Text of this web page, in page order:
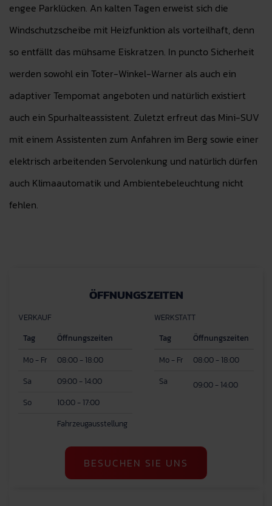
engee Parklücken. An kalten Tagen erweist sich die
Windschutzscheibe mit Heizfunktion als vorteilhaft, denn
so entfällt das mühsame Eiskratzen. In puncto Sicherheit
werden sowohl ein Toter-Winkel-Warner als auch ein
adaptiver Tempomat angeboten und natürlich existiert
auch ein Spurhalteassistent. Zuletzt erfreut das Mini-SUV
mit einem Assistenten zum Anfahren im Berg sowie einer
elektrisch arbeitenden Servolenkung und natürlich dürfen
auch Klimaautomatik und Ambientebeleuchtung nicht
fehlen.
ÖFFNUNGSZEITEN
VERKAUF
Tag
Öffnungszeiten
Mo - Fr
08:00 - 18:00
Sa
09:00 - 14:00
So
10:00 - 17:00
Fahrzeugausstellung
WERKSTATT
Tag
Öffnungszeiten
Mo - Fr
08:00 - 18:00
Sa
09:00 - 14:00
BESUCHEN SIE UNS